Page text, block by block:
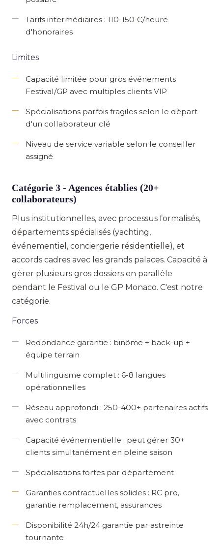
Tarifs intermédiaires : 110-150 €/heure
d'honoraires
Limites
Capacité limitée pour gros événements
Festival/GP avec multiples clients VIP
Spécialisations parfois fragiles selon le départ
d'un collaborateur clé
Niveau de service variable selon le conseiller
assigné
Catégorie 3 - Agences établies (20+
collaborateurs)
Plus institutionnelles, avec processus formalisés,
départements spécialisés (yachting,
événementiel, conciergerie résidentielle), et
accords cadres avec les grands palaces. Capacité à
gérer plusieurs gros dossiers en parallèle
pendant le Festival ou le GP Monaco. C'est notre
catégorie.
Forces
Redondance garantie : binôme + back-up +
équipe terrain
Multilinguisme complet : 6-8 langues
opérationnelles
Réseau approfondi : 250-400+ partenaires actifs
avec contrats
Capacité événementielle : peut gérer 30+
clients simultanément en pleine saison
Spécialisations fortes par département
Garanties contractuelles solides : RC pro,
garantie remplacement, assurances
Disponibilité 24h/24 garantie par astreinte
tournante